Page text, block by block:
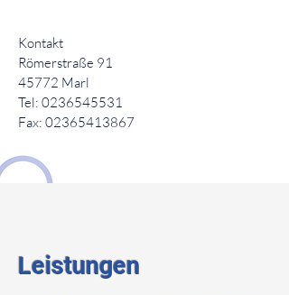
Kontakt
Römerstraße 91
45772 Marl
Tel: 0236545531
Fax: 02365413867
Leistungen